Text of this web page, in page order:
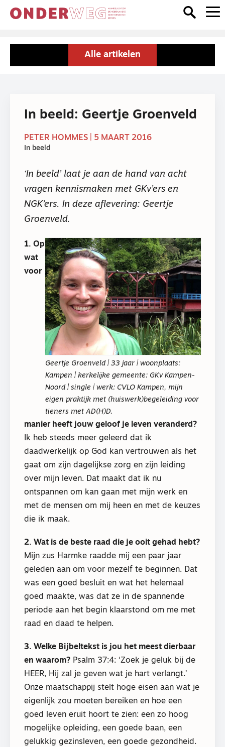
Alle artikelen
In beeld: Geertje Groenveld
PETER HOMMES | 5 MAART 2016
In beeld
‘In beeld’ laat je aan de hand van acht
vragen kennismaken met GKv’ers en
NGK’ers. In deze aflevering: Geertje
Groenveld.
Geertje Groenveld | 33 jaar | woonplaats:
Kampen | kerkelĳke gemeente: GKv Kampen-
Noord | single | werk: CVLO Kampen, mijn
eigen praktijk met (huiswerk)begeleiding voor
tieners met AD(H)D.
1. Op
wat
voor
manier heeft jouw geloof je leven veranderd?
Ik heb steeds meer geleerd dat ik
daadwerkelijk op God kan vertrouwen als het
gaat om zijn dagelijkse zorg en zijn leiding
over mijn leven. Dat maakt dat ik nu
ontspannen om kan gaan met mijn werk en
met de mensen om mij heen en met de keuzes
die ik maak.
2. Wat is de beste raad die je ooit gehad hebt?
Mijn zus Harmke raadde mij een paar jaar
geleden aan om voor mezelf te beginnen. Dat
was een goed besluit en wat het helemaal
goed maakte, was dat ze in de spannende
periode aan het begin klaarstond om me met
raad en daad te helpen.
3. Welke Bijbeltekst is jou het meest dierbaar
en waarom? Psalm 37:4: ‘Zoek je geluk bij de
HEER, Hij zal je geven wat je hart verlangt.’
Onze maatschappij stelt hoge eisen aan wat je
eigenlijk zou moeten bereiken en hoe een
goed leven eruit hoort te zien: een zo hoog
mogelijke opleiding, een goede baan, een
gelukkig gezinsleven, een goede gezondheid.